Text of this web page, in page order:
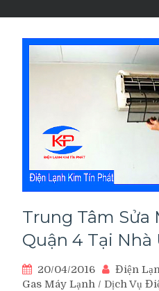
Trung Tâm Sửa
Quận 4 Tại Nhà
20/04/2016 Điện
Gas Máy Lạnh / Dịch Vụ